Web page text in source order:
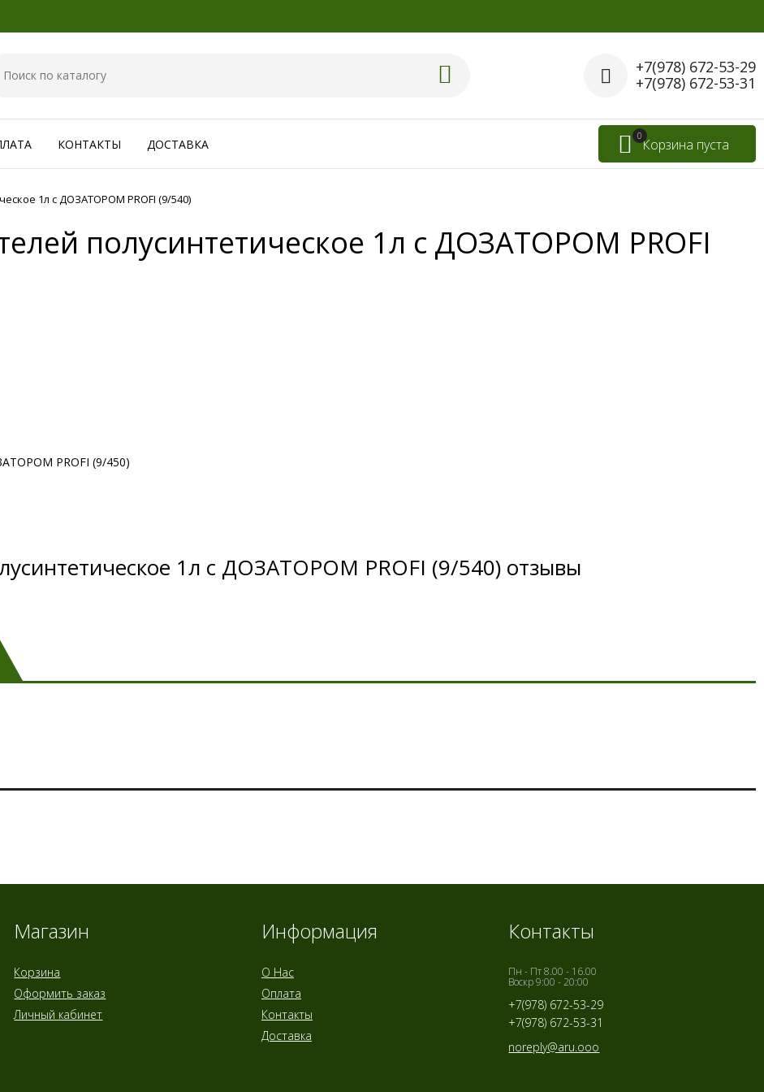
+7(978) 672-53-29
+7(978) 672-53-31
Корзина пуста
0
КОНТАКТЫ ДОСТАВКА
1л с ДОЗАТОРОМ PROFI (9/540)
полусинтетическое 1л с ДОЗАТОРОМ PROFI
PROFI (9/450)
1л с ДОЗАТОРОМ PROFI (9/540) отзывы
Магазин
Корзина
Оформить заказ
Личный кабинет
Информация
О Нас
Оплата
Контакты
Доставка
Контакты
Пн - Пт 8.00 - 16.00
Воскр 9:00 - 20:00
+7(978) 672-53-29
+7(978) 672-53-31
noreply@aru.ooo